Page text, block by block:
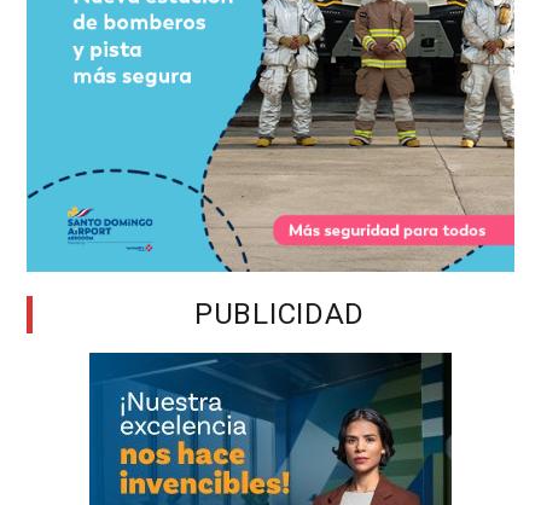
PUBLICIDAD